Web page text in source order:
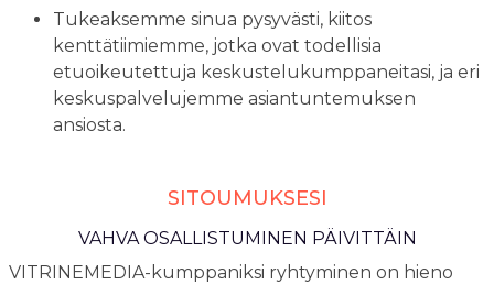
Tukeaksemme sinua pysyvästi, kiitos
kenttätiimiemme, jotka ovat todellisia
etuoikeutettuja keskustelukumppaneitasi, ja eri
keskuspalvelujemme asiantuntemuksen
ansiosta.
SITOUMUKSESI
VAHVA OSALLISTUMINEN PÄIVITTÄIN
VITRINEMEDIA-kumppaniksi ryhtyminen on hieno